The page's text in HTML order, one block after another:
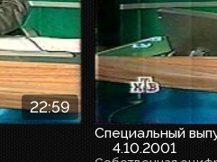
22:59
Специальный
4.10.2001